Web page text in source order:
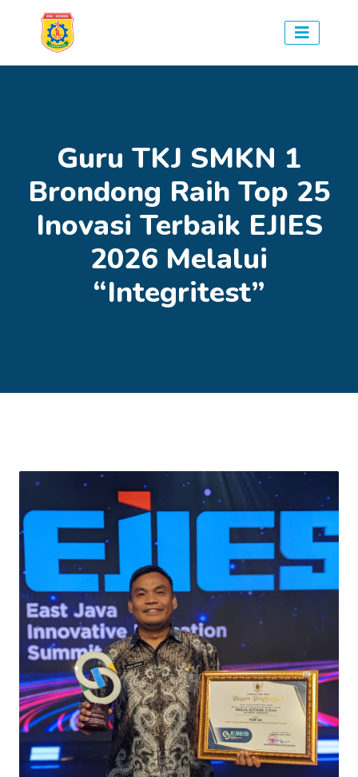
Guru TKJ SMKN 1
Brondong Raih Top 25
Inovasi Terbaik EJIES
2026 Melalui
“Integritest”